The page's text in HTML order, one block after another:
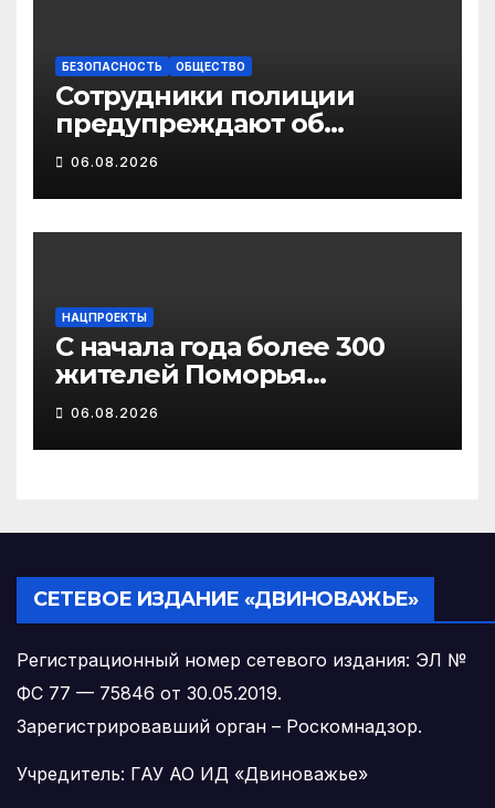
работников
БЕЗОПАСНОСТЬ ОБЩЕСТВО
Сотрудники полиции
предупреждают об
участившихся случаях
мошенничества в
отношении родственников
участников СВО
06.08.2026
НАЦПРОЕКТЫ
С начала года более 300
жителей Поморья
получили выплату на
газификацию
06.08.2026
СЕТЕВОЕ ИЗДАНИЕ «ДВИНОВАЖЬЕ»
Регистрационный номер сетевого издания: ЭЛ №
ФС 77 — 75846 от 30.05.2019.
Зарегистрировавший орган – Роскомнадзор.
Учредитель: ГАУ АО ИД «Двиноважье»